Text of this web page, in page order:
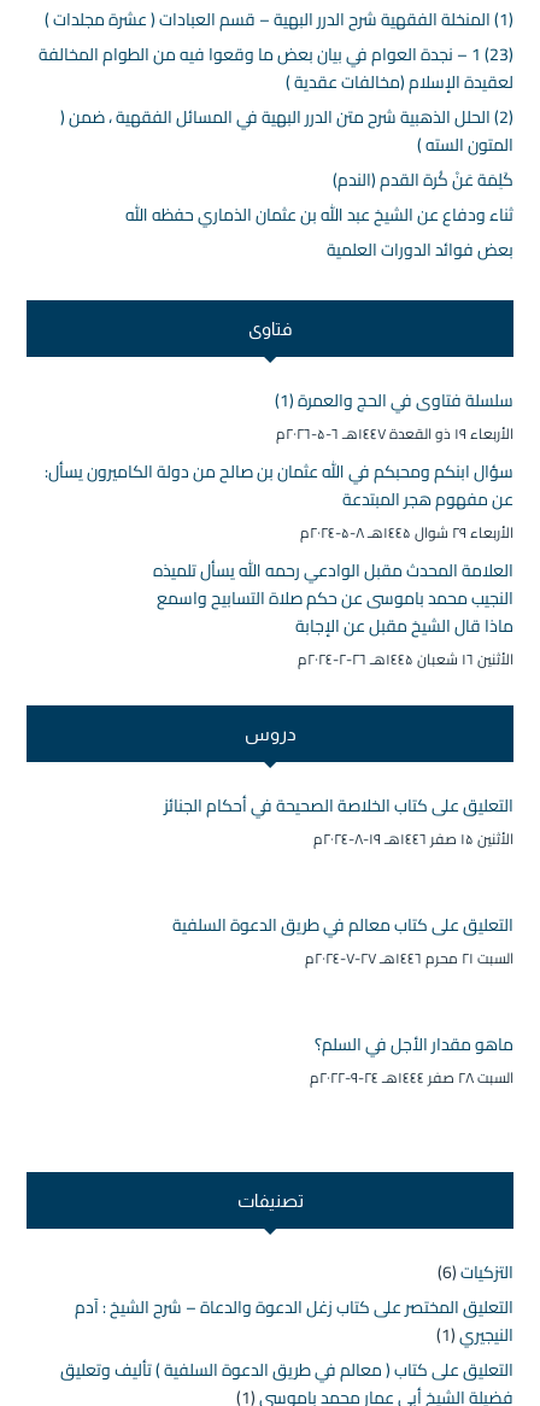
(1) المنخلة الفقهية شرح الدرر البهية – قسم العبادات ( عشرة مجلدات )
(23) 1 – نجدة العوام في بيان بعض ما وقعوا فيه من الطوام المخالفة
لعقيدة الإسلام (مخالفات عقدية )
(2) الحلل الذهبية شرح متن الدرر البهية في المسائل الفقهية ، ضمن (
المتون السته )
كَلِمَة عَنْ كُرة القدم (الندم)
ثناء ودفاع عن الشيخ عبد الله بن عثمان الذماري حفظه الله
بعض فوائد الدورات العلمية
فتاوى
سلسلة فتاوى في الحج والعمرة (1)
الأربعاء ۱۹ ذو القعدة ۱٤٤۷هـ ٦-۵-۲۰۲٦م
سؤال ابنكم ومحبكم في الله عثمان بن صالح من دولة الكاميرون يسأل:
عن مفهوم هجر المبتدعة
الأربعاء ۲۹ شوال ۱٤٤۵هـ ۸-۵-۲۰۲٤م
العلامة المحدث مقبل الوادعي رحمه الله يسأل تلميذه
النجيب محمد باموسى عن حكم صلاة التسابيح واسمع
ماذا قال الشيخ مقبل عن الإجابة
الأثنين ۱٦ شعبان ۱٤٤۵هـ ۲٦-۲-۲۰۲٤م
دروس
التعليق على كتاب الخلاصة الصحيحة في أحكام الجنائز
الأثنين ۱۵ صفر ۱٤٤٦هـ ۱۹-۸-۲۰۲٤م
التعليق على كتاب معالم في طريق الدعوة السلفية
السبت ۲۱ محرم ۱٤٤٦هـ ۲۷-۷-۲۰۲٤م
ماهو مقدار الأجل في السلم؟
السبت ۲۸ صفر ۱٤٤٤هـ ۲٤-۹-۲۰۲۲م
تصنيفات
التزكيات(6)
التعليق المختصر على كتاب زغل الدعوة والدعاة – شرح الشيخ : آدم
النيجيري(1)
التعليق على كتاب ( معالم في طريق الدعوة السلفية ) تأليف وتعليق
فضيلة الشيخ أبي عمار محمد باموسى(1)